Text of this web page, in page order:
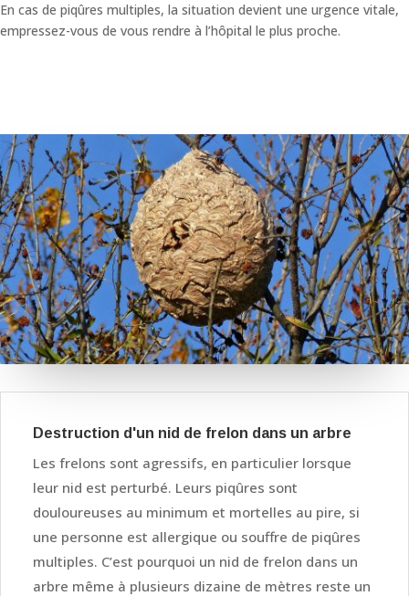
En cas de piqûres multiples, la situation devient une urgence vitale,
empressez-vous de vous rendre à l’hôpital le plus proche.
Destruction d'un nid de frelon dans un arbre
Les frelons sont agressifs, en particulier lorsque
leur nid est perturbé. Leurs piqûres sont
douloureuses au minimum et mortelles au pire, si
une personne est allergique ou souffre de piqûres
multiples. C’est pourquoi un nid de frelon dans un
arbre même à plusieurs dizaine de mètres reste un